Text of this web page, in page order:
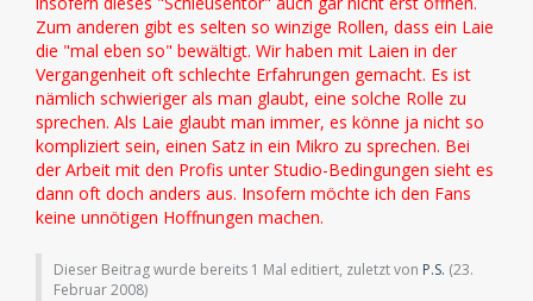
Zum anderen gibt es selten so winzige Rollen, dass ein Laie
die "mal eben so" bewältigt. Wir haben mit Laien in der
Vergangenheit oft schlechte Erfahrungen gemacht. Es ist
nämlich schwieriger als man glaubt, eine solche Rolle zu
sprechen. Als Laie glaubt man immer, es könne ja nicht so
kompliziert sein, einen Satz in ein Mikro zu sprechen. Bei
der Arbeit mit den Profis unter Studio-Bedingungen sieht es
dann oft doch anders aus. Insofern möchte ich den Fans
keine unnötigen Hoffnungen machen.
Dieser Beitrag wurde bereits 1 Mal editiert, zuletzt von P.S. (23.
Februar 2008)